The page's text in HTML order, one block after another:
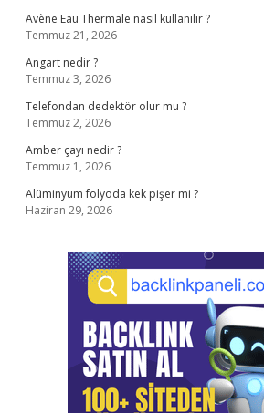
Avène Eau Thermale nasıl kullanılır ?
Temmuz 21, 2026
Angart nedir ?
Temmuz 3, 2026
Telefondan dedektör olur mu ?
Temmuz 2, 2026
Amber çayı nedir ?
Temmuz 1, 2026
Alüminyum folyoda kek pişer mi ?
Haziran 29, 2026